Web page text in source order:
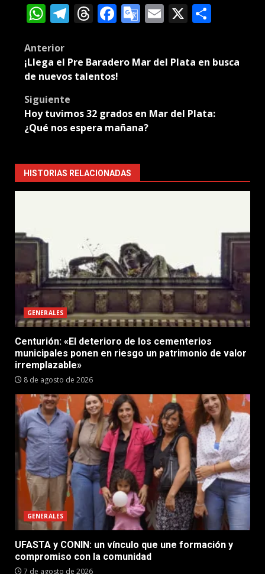
WhatsApp
Telegram
Threads
Facebook
Google
Email
X
Post
navigation
Anterior
¡Llega el Pre Baradero Mar del Plata en busca
de nuevos talentos!
Siguiente
Hoy tuvimos 32 grados en Mar del Plata:
¿Qué nos espera mañana?
HISTORIAS RELACIONADAS
GENERALES
Centurión: «El deterioro de los cementerios
municipales ponen en riesgo un patrimonio de valor
irremplazable»
8 de agosto de 2026
GENERALES
UFASTA y CONIN: un vínculo que une formación y
compromiso con la comunidad
7 de agosto de 2026